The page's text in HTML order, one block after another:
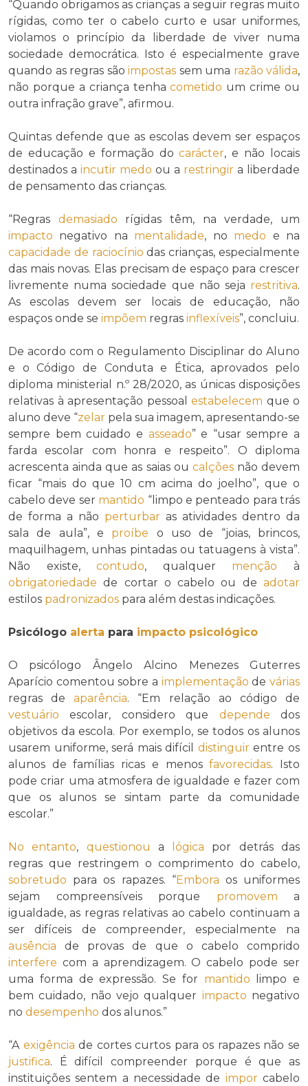
“Quando obrigamos as crianças a seguir regras muito
rígidas, como ter o cabelo curto e usar uniformes,
violamos o princípio da liberdade de viver numa
sociedade democrática. Isto é especialmente grave
quando as regras são impostas sem uma razão válida,
não porque a criança tenhacometido um crime ou
outra infração grave”, afirmou.
Quintas defende que as escolas devem ser espaços
de educação e formação docarácter, e não locais
destinados a incutir medo ou a restringir a liberdade
de pensamento das crianças.
“Regras demasiado rígidas têm, na verdade, um
impacto negativo na mentalidade, no medo e na
capacidade de raciocínio das crianças, especialmente
das mais novas. Elas precisam de espaço para crescer
livremente numa sociedade que não seja restritiva.
As escolas devem ser locais de educação, não
espaços onde se impõem regras inflexíveis”, concluiu.
De acordo com o Regulamento Disciplinar do Aluno
e o Código de Conduta e Ética, aprovados pelo
diploma ministerial n.º 28/2020, as únicas disposições
relativas à apresentação pessoal estabelecem que o
aluno deve “zelar pela sua imagem, apresentando-se
sempre bem cuidado e asseado” e “usar sempre a
farda escolar com honra e respeito”. O diploma
acrescenta ainda que as saias ou calçõesnão devem
ficar “mais do que 10 cm acima do joelho”, que o
cabelo deve ser mantido “limpo e penteado para trás
de forma a não perturbar as atividades dentro da
sala de aula”, e proíbe o uso de “joias, brincos,
maquilhagem, unhas pintadas ou tatuagens à vista”.
Não existe,contudo, qualquer menção à
obrigatoriedade de cortar o cabelo ou de adotar
estilos padronizados para além destas indicações.
Psicólogo alerta para impacto psicológico
O psicólogo Ângelo Alcino Menezes Guterres
Aparício comentou sobre a implementação devárias
regras deaparência. “Em relação ao código de
vestuário escolar, considero que depende dos
objetivos da escola. Por exemplo, se todos os alunos
usarem uniforme, será mais difícil distinguirentre os
alunos de famílias ricas e menosfavorecidas. Isto
pode criar uma atmosfera de igualdade e fazer com
que os alunos se sintam parte da comunidade
escolar.”
No entanto, questionou a lógica por detrás das
regras que restringem o comprimento do cabelo,
sobretudo para os rapazes. “Embora os uniformes
sejam compreensíveis porque promovem a
igualdade, as regras relativas ao cabelo continuam a
ser difíceis de compreender, especialmente na
ausência de provas de que o cabelo comprido
interfere com a aprendizagem. O cabelo pode ser
uma forma de expressão. Se for mantido limpo e
bem cuidado, não vejo qualquer impacto negativo
no desempenho dos alunos.”
“A exigência de cortes curtos para os rapazes não se
justifica. É difícil compreender porque é que as
instituições sentem a necessidade de imporcabelo